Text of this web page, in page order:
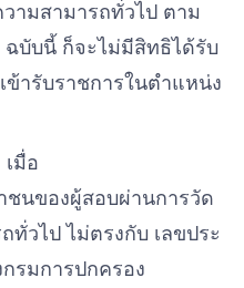
ามสามารถทั่วไป ตาม
ฉบับนี้ ก็จะไม่มีสิทธิได้รับ
ข้ารับราชการในตําแหน่ง
เมื่อ
ชนของผู้สอบผ่านการวัด
ทั่วไป ไม่ตรงกับ เลขประ
รมการปกครอง